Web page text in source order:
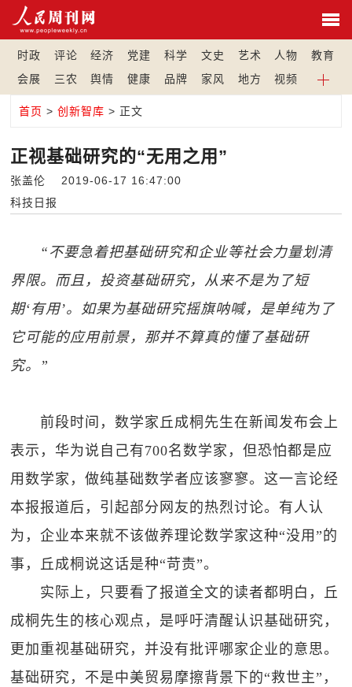
时政 评论 经济 党建 科学 文史 艺术 人物
教育
会展
三农 舆情 健康 品牌 家风 地方 视频
首页 >创新智库 > 正文
正视基础研究的“无用之用”
张盖伦 2019-06-17 16:47:00
科技日报
“不要急着把基础研究和企业等社会力量划清
界限。而且，投资基础研究，从来不是为了短
期‘有用’。如果为基础研究摇旗呐喊，是单纯为了
它可能的应用前景，那并不算真的懂了基础研
究。”
前段时间，数学家丘成桐先生在新闻发布会上
表示，华为说自己有700名数学家，但恐怕都是应
用数学家，做纯基础数学者应该寥寥。这一言论经
本报报道后，引起部分网友的热烈讨论。有人认
为，企业本来就不该做养理论数学家这种“没用”的
事，丘成桐说这话是种“苛责”。
实际上，只要看了报道全文的读者都明白，丘
成桐先生的核心观点，是呼吁清醒认识基础研究，
更加重视基础研究，并没有批评哪家企业的意思。
基础研究，不是中美贸易摩擦背景下的“救世主”，